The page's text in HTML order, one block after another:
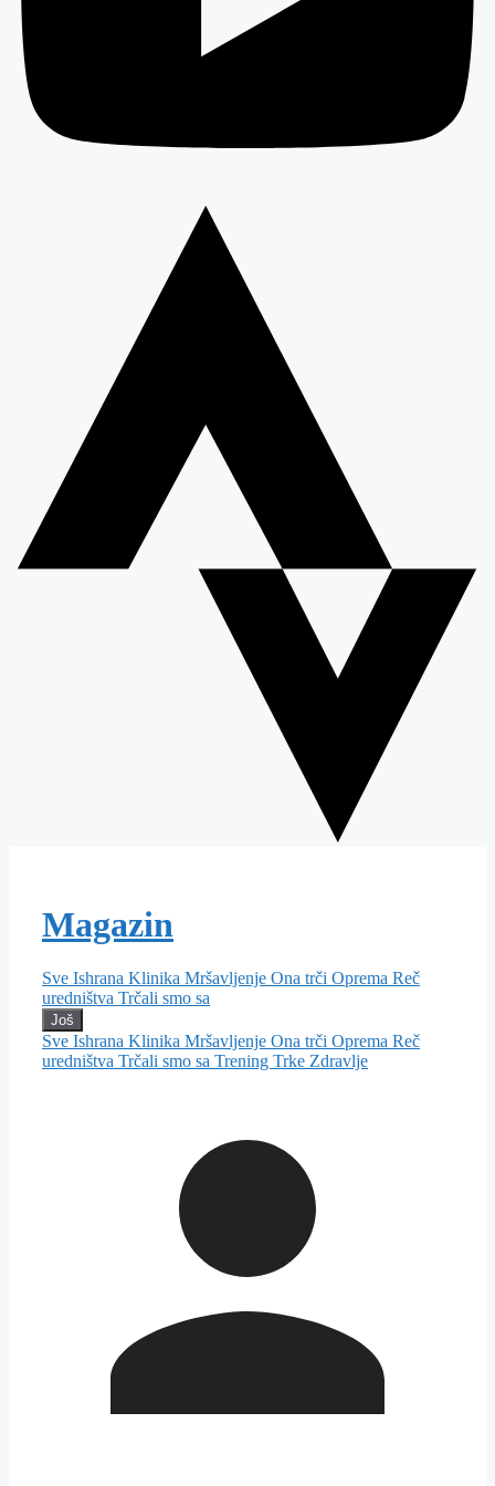
Magazin
Sve Ishrana Klinika Mršavljenje Ona trči Oprema Reč
uredništva Trčali smo sa
Još
Sve Ishrana Klinika Mršavljenje Ona trči Oprema Reč
uredništva Trčali smo sa Trening Trke Zdravlje